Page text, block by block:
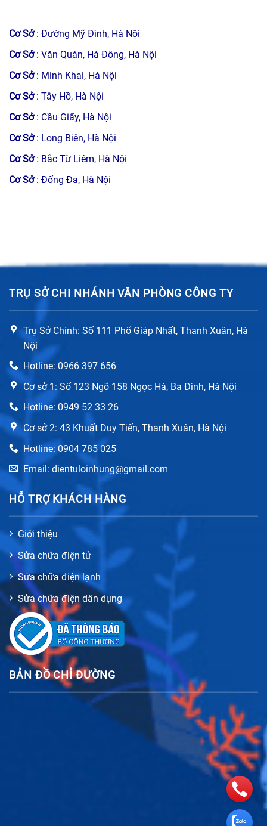
Cơ Sở : Đường Mỹ Đình, Hà Nội
Cơ Sở : Văn Quán, Hà Đông, Hà Nội
Cơ Sở : Minh Khai, Hà Nội
Cơ Sở : Tây Hồ, Hà Nội
Cơ Sở: Cầu Giấy, Hà Nội
Cơ Sở : Long Biên, Hà Nội
Cơ Sở : Bắc Từ Liêm, Hà Nội
Cơ Sở : Đống Đa, Hà Nội
TRỤ SỞ CHI NHÁNH VĂN PHÒNG CÔNG TY
Trụ Sở Chính: Số 111 Phố Giáp Nhất, Thanh Xuân, Hà
Nội
Hotline: 0966 397 656
Cơ sở 1: Số 123 Ngõ 158 Ngọc Hà, Ba Đình, Hà Nội
Hotline: 0949 52 33 26
Cơ sở 2: 43 Khuất Duy Tiến, Thanh Xuân, Hà Nội
Hotline: 0904 785 025
Email: dientuloinhung@gmail.com
HỖ TRỢ KHÁCH HÀNG
Giới thiệu
Sửa chữa điện tử
Sửa chữa điện lạnh
Sửa chữa điện dân dụng
BẢN ĐỒ CHỈ ĐƯỜNG